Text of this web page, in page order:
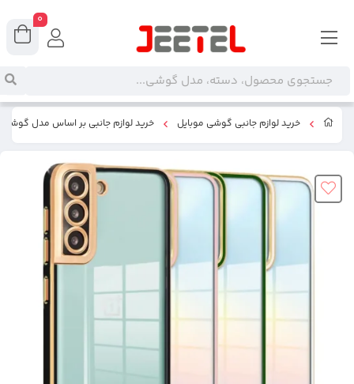
خرید لوازم جانبی گوشی موبایل خرید لوازم جانبی بر اساس مدل گوشی
0